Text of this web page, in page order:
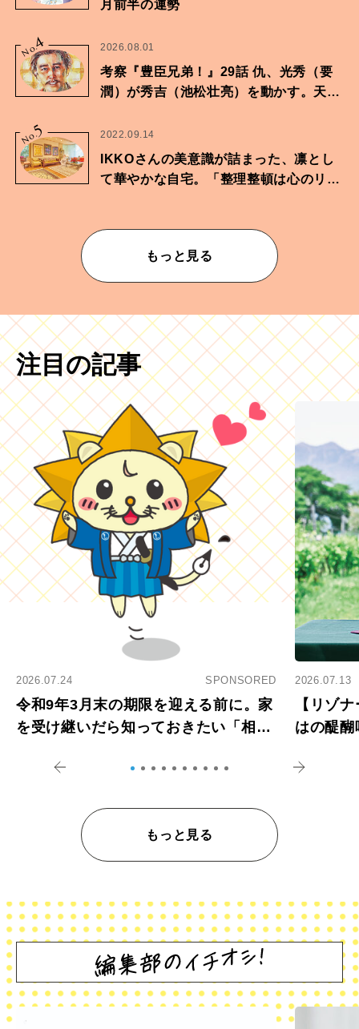
月前半の運勢
No.
4 2026.08.01
考察『豊臣兄弟！』29話 仇、光秀（要
潤）が秀吉（池松壮亮）を動かす。天下
No.5 2022.09.14
IKKOさんの美意識が詰まった、凛とし
て華やかな自宅。「整理整頓は心のリズ
もっと見る
注目の記事
2026.07.24 SPONSORED
令和9年3月末の期限を迎える前に。家
を受け継いだら知っておきたい「相続
2026.07.13
【リゾ
はの醍
もっと見る